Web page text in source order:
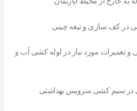
و تعمیرات مورد نیاز در لوله کشی آب و